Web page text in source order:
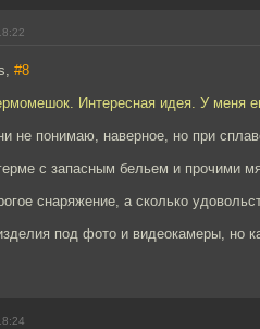
#8
Интересная идея. У меня
не понимаю, наверное, но при
с запасным бельем и прочими
снаряжение, а сколько
под фото и видеокамеры, но